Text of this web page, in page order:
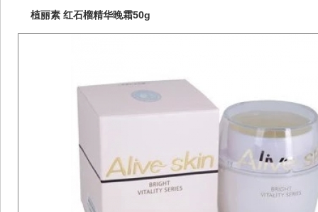
植丽素 红石榴精华晚霜50g